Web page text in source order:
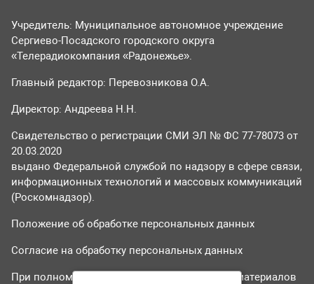
Учредитель: Муниципальное автономное учреждение
Сергиево-Посадского городского округа
«Телерадиокомпания «Радонежье».
Главный редактор: Перевозникова О.А.
Директор: Андреева Н.Н.
Свидетельство о регистрации СМИ ЭЛ № ФС 77-78073 от
20.03.2020
выдано Федеральной службой по надзору в сфере связи,
информационных технологий и массовых коммуникаций
(Роскомнадзор).
Положение об обработке персональных данных
Согласие на обработку персональных данных
При полном или частичном использовании материалов